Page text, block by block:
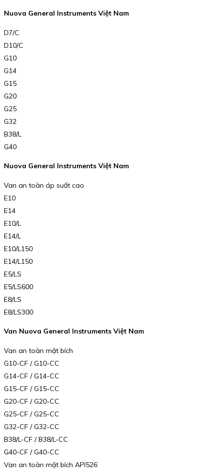
Nuova General Instruments Việt Nam
D7/C
D10/C
G10
G14
G15
G20
G25
G32
B38/L
G40
Nuova General Instruments Việt Nam
Van an toàn áp suất cao
E10
E14
E10/L
E14/L
E10/L150
E14/L150
E5/LS
E5/LS600
E8/LS
E8/LS300
Van Nuova General Instruments Việt Nam
Van an toàn mặt bích
G10-CF / G10-CC
G14-CF / G14-CC
G15-CF / G15-CC
G20-CF / G20-CC
G25-CF / G25-CC
G32-CF / G32-CC
B38/L-CF / B38/L-CC
G40-CF / G40-CC
Van an toàn mặt bích API526